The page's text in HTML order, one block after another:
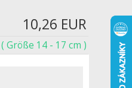
10,26 EUR
( Größe 14 - 17 cm )